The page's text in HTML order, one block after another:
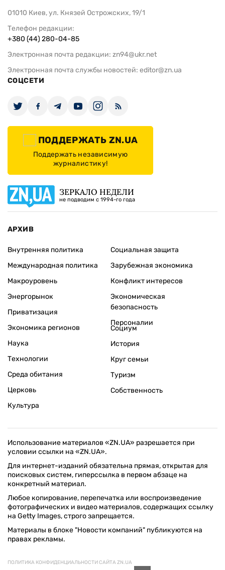
01010 Киев, ул. Князей Острожских, 19/1
Телефон редакции:
+380 (44) 280-04-85
Электронная почта редакции: zn94@ukr.net
Электронная почта службы новостей: editor@zn.ua
СОЦСЕТИ
ПОДДЕРЖАТЬ ZN.UA
Поддержать независимую
журналистику!
ЗЕРКАЛО НЕДЕЛИ
не подводим с 1994-го года
АРХИВ
Внутренняя политика
Международная политика
Макроуровень
Энергорынок
Приватизация
Экономика регионов
Социальная защита
Зарубежная экономика
Конфликт интересов
Экономическая
безопасность
Персоналии
Наука
Технологии
Среда обитания
Церковь
Культура
Социум
История
Круг семьи
Туризм
Собственность
Использование материалов «ZN.UA» разрешается при
условии ссылки на «ZN.UA».
Для интернет-изданий обязательна прямая, открытая для
поисковых систем, гиперссылка в первом абзаце на
конкретный материал.
Любое копирование, перепечатка или воспроизведение
фотографических и видео материалов, содержащих ссылку
на Getty Images, строго запрещается.
Материалы в блоке "Новости компаний" публикуются на
правах рекламы.
ПОЛИТИКА КОНФИДЕНЦИАЛЬНОСТИ САЙТА ZN.UA